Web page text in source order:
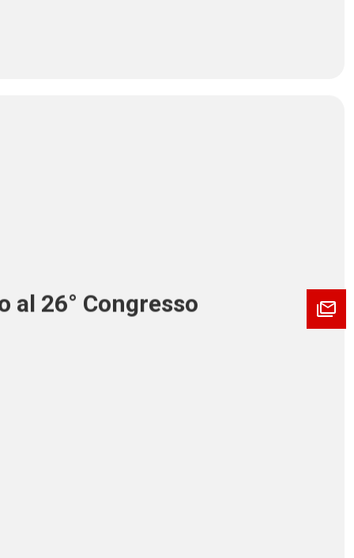
al 26° Congresso